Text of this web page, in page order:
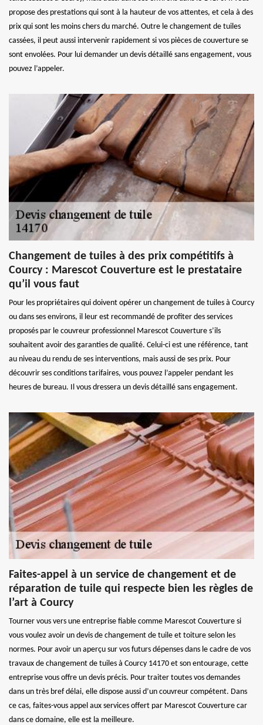
propose des prestations qui sont à la hauteur de vos attentes, et cela à des
prix qui sont les moins chers du marché. Outre le changement de tuiles
cassées, il peut aussi intervenir rapidement si vos pièces de couverture se
sont envolées. Pour lui demander un devis détaillé sans engagement, vous
pouvez l’appeler.
Changement de tuiles à des prix compétitifs à
Courcy : Marescot Couverture est le prestataire
qu’il vous faut
Pour les propriétaires qui doivent opérer un changement de tuiles à Courcy
ou dans ses environs, il leur est recommandé de profiter des services
proposés par le couvreur professionnel Marescot Couverture s’ils
souhaitent avoir des garanties de qualité. Celui-ci est une référence, tant
au niveau du rendu de ses interventions, mais aussi de ses prix. Pour
découvrir ses conditions tarifaires, vous pouvez l’appeler pendant les
heures de bureau. Il vous dressera un devis détaillé sans engagement.
Faites-appel à un service de changement et de
réparation de tuile qui respecte bien les règles de
l’art à Courcy
Tourner vous vers une entreprise fiable comme Marescot Couverture si
vous voulez avoir un devis de changement de tuile et toiture selon les
normes. Pour avoir un aperçu sur vos futurs dépenses dans le cadre de vos
travaux de changement de tuiles à Courcy 14170 et son entourage, cette
entreprise vous offre un devis précis. Pour traiter toutes vos demandes
dans un très bref délai, elle dispose aussi d’un couvreur compétent. Dans
ce cas, faites-vous appel aux services offert par Marescot Couverture car
dans ce domaine, elle est la meilleure.